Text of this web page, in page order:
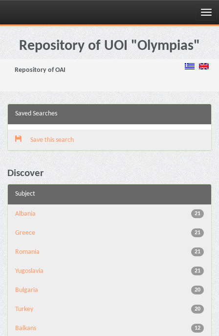
Skip
navigationRepository of UOI "Olympias"
Repository of OAI
Saved Searches
Save this search
Discover
Subject
21
Albania
21
Greece
21
Romania
21
Yugoslavia
20
Bulgaria
20
Turkey
12
Balkans